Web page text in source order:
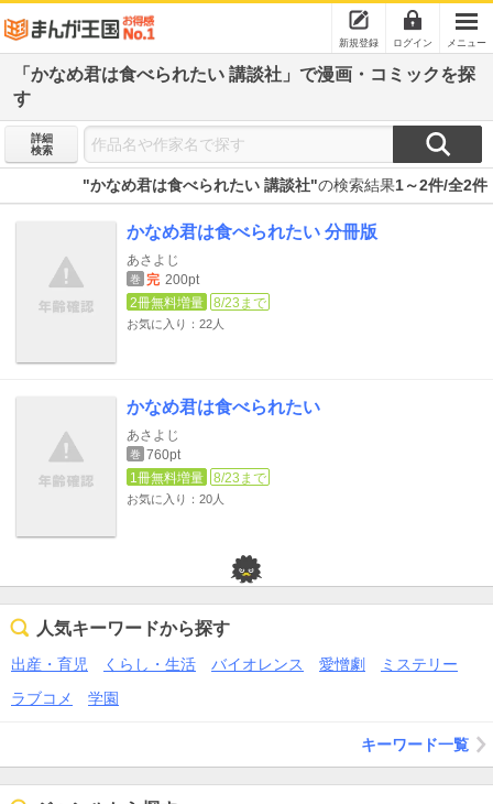
新規登録 ログイン メニュー
「かなめ君は食べられたい 講談社」で漫画・コミックを探
す
詳細
検索
"かなめ君は食べられたい 講談社"の検索結果1～2件/全2件
かなめ君は食べられたい 分冊版
あさよじ
巻 完 200pt
2冊無料増量
8/23まで
お気に入り：22人
かなめ君は食べられたい
あさよじ
巻 760pt
1冊無料増量
8/23まで
お気に入り：20人
人気キーワードから探す
出産・育児 くらし・生活 バイオレンス 愛憎劇
ミステリー
ラブコメ
学園
キーワード一覧